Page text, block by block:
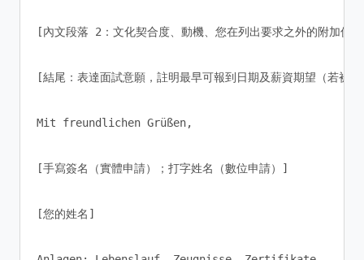
[內文段落 2：文化契合度、動機、您在列出要求之外的附加價
[結尾：表達面試意願，註明最早可報到日期及薪資期望（若被
Mit freundlichen Grüßen,
[手寫簽名（實體申請）；打字姓名（數位申請）]
[您的姓名]